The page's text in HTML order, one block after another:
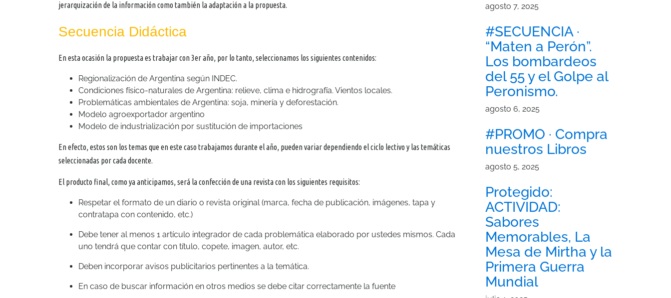
jerarquización de la información como también la adaptación a la propuesta.
Secuencia Didáctica
En esta ocasión la propuesta es trabajar con 3er año, por lo tanto, seleccionamos los siguientes contenidos:
Regionalización de Argentina según INDEC.
Condiciones físico-naturales de Argentina: relieve, clima e hidrografía. Vientos locales.
Problemáticas ambientales de Argentina: soja, minería y deforestación.
Modelo agroexportador argentino
Modelo de industrialización por sustitución de importaciones
En efecto, estos son los temas que en este caso trabajamos durante el año, pueden variar dependiendo el ciclo lectivo y las temáticas
seleccionadas por cada docente.
El producto final, como ya anticipamos, será la confección de una revista con los siguientes requisitos:
Respetar el formato de un diario o revista original (marca, fecha de publicación, imágenes, tapa y
contratapa con contenido, etc.)
Debe tener al menos 1 artículo integrador de cada problemática elaborado por ustedes mismos. Cada
uno tendrá que contar con título, copete, imagen, autor, etc.
Deben incorporar avisos publicitarios pertinentes a la temática.
En caso de buscar información en otros medios se debe citar correctamente la fuente
agosto 7, 2025
#SECUENCIA ·
“Maten a Perón”.
Los bombardeos
del 55 y el Golpe al
Peronismo.
agosto 6, 2025
#PROMO · Compra
nuestros Libros
agosto 5, 2025
Protegido:
ACTIVIDAD:
Sabores
Memorables, La
Mesa de Mirtha y la
Primera Guerra
Mundial